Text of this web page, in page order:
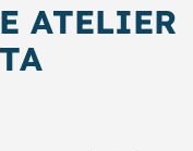
ATELIER